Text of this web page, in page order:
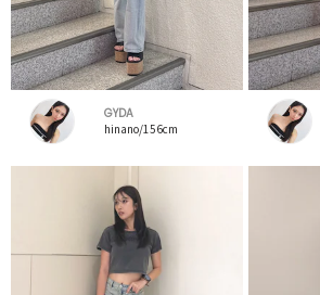
GYDA
hinano/156cm